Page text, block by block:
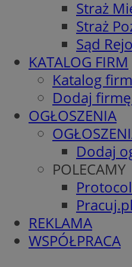
Straż
Straż
Sąd
KATALOG FIRM
Katalog firm
Dodaj
OGŁOSZENIA
Dodaj
POLECAMY
REKLAMA
WSPÓŁPRACA